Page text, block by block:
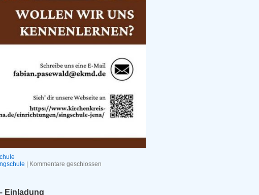
Kommentare geschlossen
Einladung